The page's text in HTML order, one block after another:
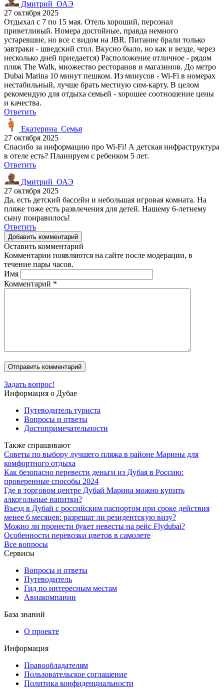
Дмитрий_ОАЭ
27 октября 2025
Отдыхал с 7 по 15 мая. Отель хороший, персонал
приветливый. Номера достойные, правда немного
устаревшие, но все с видом на JBR. Питание брали только
завтраки - шведский стол. Вкусно было, но как и везде, через
несколько дней приедается) Расположение отличное - рядом
пляж The Walk, множество ресторанов и магазинов. До метро
Dubai Marina 10 минут пешком. Из минусов - Wi-Fi в номерах
нестабильный, лучше брать местную сим-карту. В целом
рекомендую для отдыха семьей - хорошее соотношение цены
и качества.
Ответить
Екатерина_Семья
27 октября 2025
Спасибо за информацию про Wi-Fi! А детская инфраструктура
в отеле есть? Планируем с ребенком 5 лет.
Ответить
Дмитрий_ОАЭ
27 октября 2025
Да, есть детский бассейн и небольшая игровая комната. На
пляже тоже есть развлечения для детей. Нашему 6-летнему
сыну понравилось!
Ответить
Добавить комментарий
Оставить комментарий
Комментарии появляются на сайте после модерации, в
течение пары часов.
Имя
Комментарий *
Задать вопрос!
Информация о Дубае
Путеводитель туриста
Вопросы и ответы
Достопримечательности
Также спрашивают
Советы по выбору лучшего пляжа в районе Марины для
комфортного отдыха
Как безопасно перевести деньги из Дубая в Россию:
проверенные способы 2024
Где в торговом центре Дубай Марина можно купить
алкогольные напитки?
Въезд в Дубай с российским паспортом при сроке действия
менее 6 месяцев: разрешат ли резидентскую визу?
Можно ли пронести букет невесты на рейс Flydubai?
Особенности перевозки цветов в самолете
Все вопросы
Сервисы
Вопросы и ответы
Путеводитель
Гид по интересным местам
Авиакомпании
База знаний
О проекте
Информация
Правообладателям
Пользовательское соглашение
Политика конфиденциальности